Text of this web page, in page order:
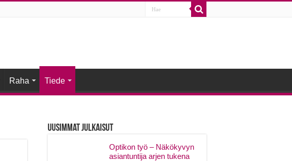
Raha Tiede
Uusimmat Julkaisut
Optikon työ – Näkökyvyn
asiantuntija arjen tukena